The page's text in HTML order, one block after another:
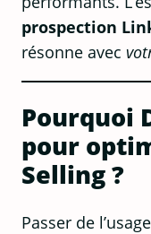
prospection
résonne avec
Pourquoi
pour
Selling ?
Passer de